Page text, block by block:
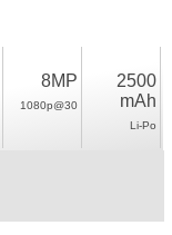
8MP
1080p@30
2500
mAh
Li-Po